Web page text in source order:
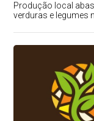
Produção local
verduras e legumes